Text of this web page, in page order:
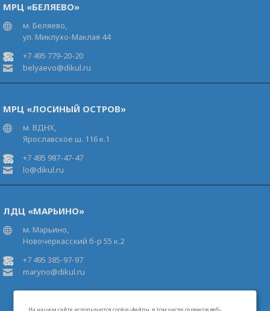
МРЦ «БЕЛЯЕВО»
м. Беляево,
ул. Миклухо-Маклая 44
+7 495 779-20-20
belyaevo@dikul.ru
МРЦ «ЛОСИНЫЙ ОСТРОВ»
м. ВДНХ,
Ярославское ш. 116 к.1
+7 495 987-47-47
lo@dikul.ru
ЛДЦ «МАРЬИНО»
м. Марьино,
Новочеркасский б-р 55 к.2
+7 495 385-97-97
maryno@dikul.ru